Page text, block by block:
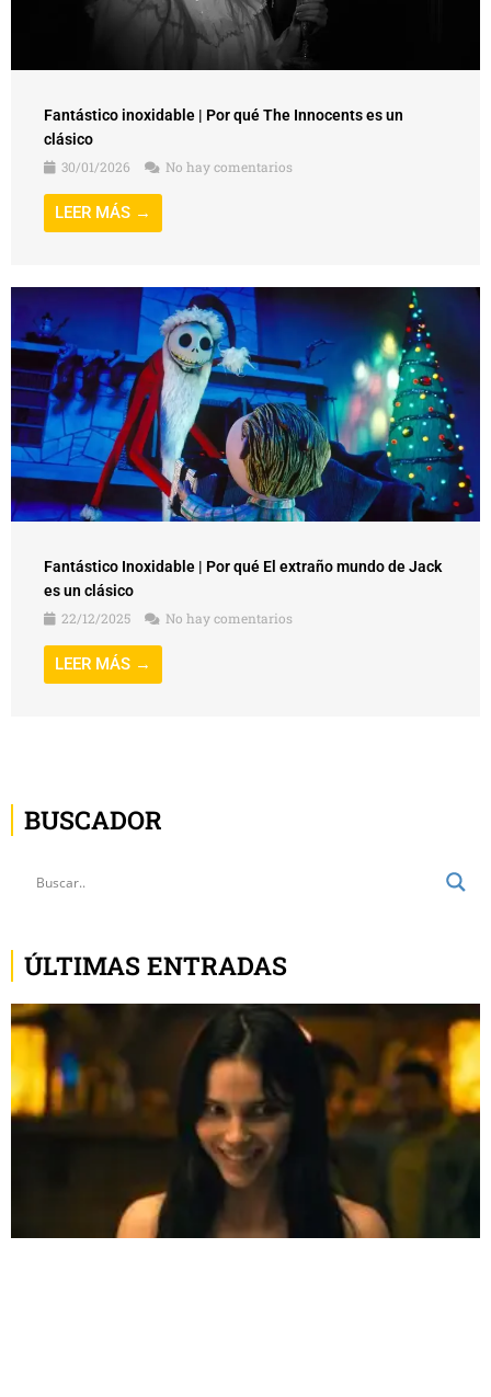
Fantástico inoxidable | Por qué The Innocents es un
clásico
30/01/2026
No hay comentarios
LEER MÁS →
Fantástico Inoxidable | Por qué El extraño mundo de Jack
es un clásico
22/12/2025
No hay comentarios
LEER MÁS →
BUSCADOR
ÚLTIMAS ENTRADAS